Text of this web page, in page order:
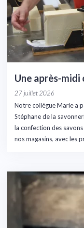
Une après-midi
27 juillet 2026
Notre collègue Marie a
Stéphane de la
la confection des
nos magasins, avec les